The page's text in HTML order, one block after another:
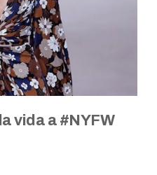
vida a #NYFW